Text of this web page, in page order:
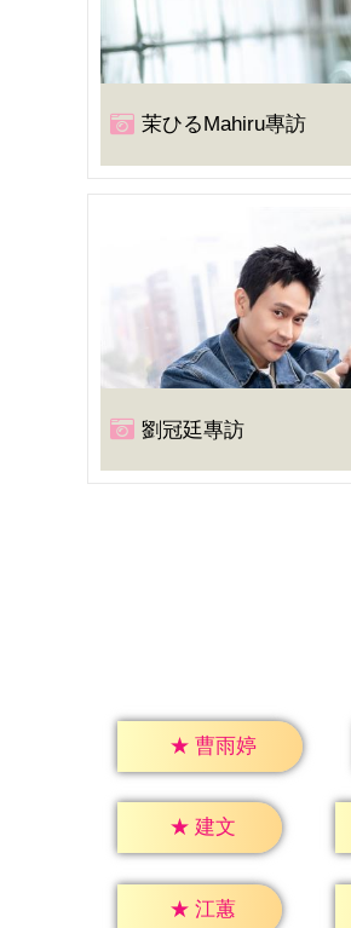
茉ひるMahiru專訪
劉冠廷專訪
★ 曹雨婷
★ 建文
★ 江蕙